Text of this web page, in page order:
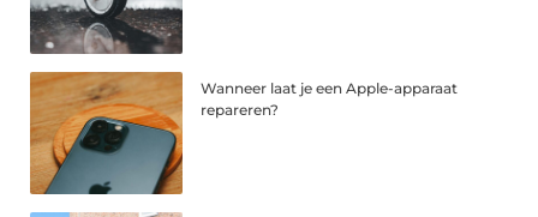
Wanneer laat je een Apple-apparaat
repareren?